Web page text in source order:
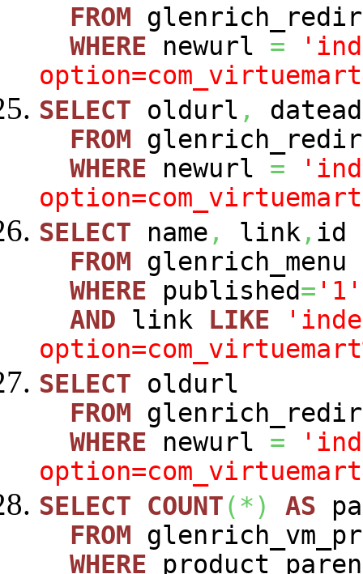
FROM
WHERE newurl =
SELECT oldurl ,
FROM
WHERE newurl =
SELECT name , link, id
FROM glenrich_menu
WHERE published= '1'
AND link LIKE
SELECT oldurl
FROM
WHERE newurl =
SELECT
COUNT(*) AS
FROM
WHERE